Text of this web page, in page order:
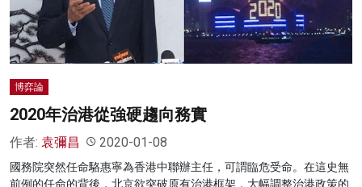
博弈論
2020年治港從強硬趨向務實
作者: 袁彌昌 2020-01-08
國務院突然任命駱惠寧為香港中聯辦主任，可謂臨危受命。在這史無
前例的任命的背後，北京欲突破原有治港框架，大幅調整治港政策的